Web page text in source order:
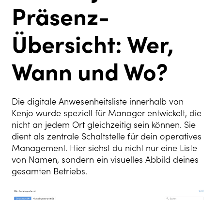
Präsenz-
Übersicht: Wer,
Wann und Wo?
Die digitale Anwesenheitsliste innerhalb von
Kenjo wurde speziell für Manager entwickelt, die
nicht an jedem Ort gleichzeitig sein können. Sie
dient als zentrale Schaltstelle für dein operatives
Management. Hier siehst du nicht nur eine Liste
von Namen, sondern ein visuelles Abbild deines
gesamten Betriebs.